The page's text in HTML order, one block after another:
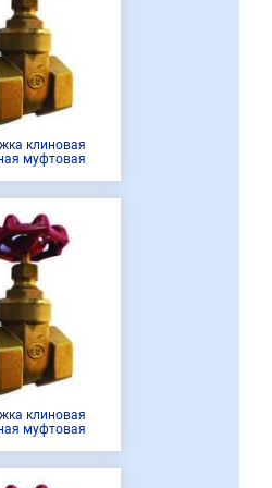
клиновая
муфтовая
клиновая
муфтовая